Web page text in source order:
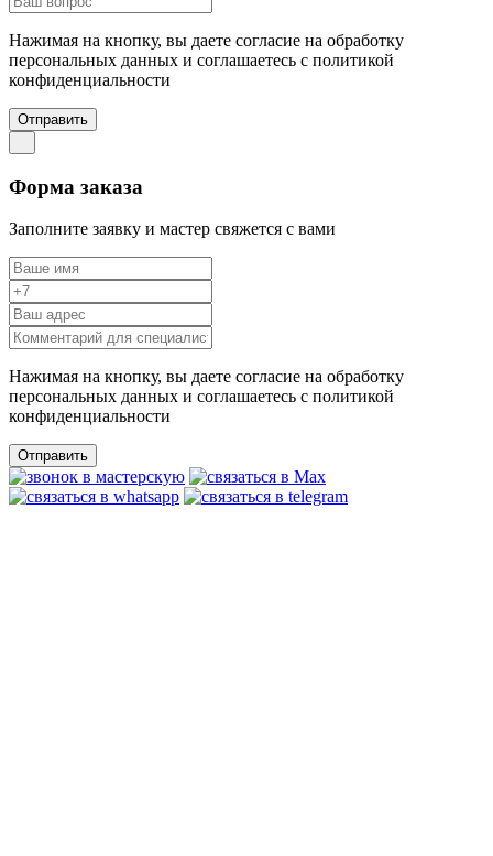
Нажимая на кнопку, вы даете согласие на обработку
персональных данных и соглашаетесь c политикой
конфиденциальности
Отправить
Форма заказа
Заполните заявку и мастер свяжется с вами
Нажимая на кнопку, вы даете согласие на обработку
персональных данных и соглашаетесь c политикой
конфиденциальности
Отправить